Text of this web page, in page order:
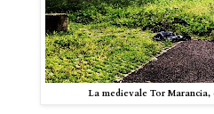
La medievale Tor